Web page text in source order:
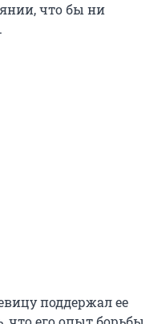
что бы ни
поддержал ее